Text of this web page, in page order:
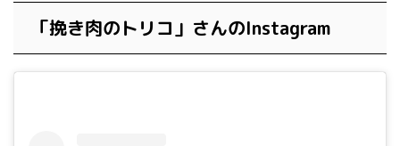
「挽き肉のトリコ」さんのInstagram